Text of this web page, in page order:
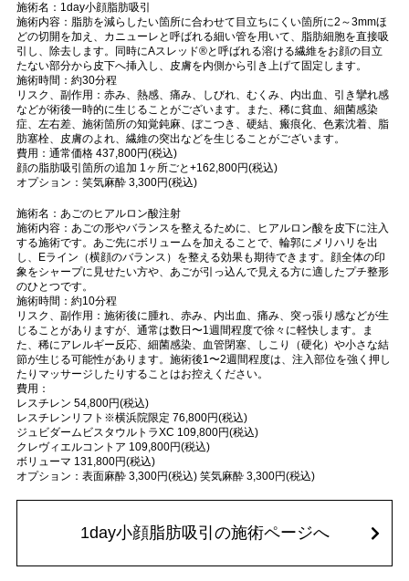
施術名：1day小顔脂肪吸引
施術内容：脂肪を減らしたい箇所に合わせて目立ちにくい箇所に2～3mmほ
どの切開を加え、カニューレと呼ばれる細い管を用いて、脂肪細胞を直接吸
引し、除去します。同時にAスレッド®と呼ばれる溶ける繊維をお顔の目立
たない部分から皮下へ挿入し、皮膚を内側から引き上げて固定します。
施術時間：約30分程
リスク、副作用：赤み、熱感、痛み、しびれ、むくみ、内出血、引き攣れ感
などが術後一時的に生じることがございます。また、稀に貧血、細菌感染
症、左右差、施術箇所の知覚鈍麻、ぼこつき、硬結、瘢痕化、色素沈着、脂
肪塞栓、皮膚のよれ、繊維の突出などを生じることがございます。
費用：通常価格 437,800円(税込)
顔の脂肪吸引箇所の追加 1ヶ所ごと+162,800円(税込)
オプション：笑気麻酔 3,300円(税込)
施術名：あごのヒアルロン酸注射
施術内容：あごの形やバランスを整えるために、ヒアルロン酸を皮下に注入
する施術です。あご先にボリュームを加えることで、輪郭にメリハリを出
し、Eライン（横顔のバランス）を整える効果も期待できます。顔全体の印
象をシャープに見せたい方や、あごが引っ込んで見える方に適したプチ整形
のひとつです。
施術時間：約10分程
リスク、副作用：施術後に腫れ、赤み、内出血、痛み、突っ張り感などが生
じることがありますが、通常は数日〜1週間程度で徐々に軽快します。ま
た、稀にアレルギー反応、細菌感染、血管閉塞、しこり（硬化）や小さな結
節が生じる可能性があります。施術後1〜2週間程度は、注入部位を強く押し
たりマッサージしたりすることはお控えください。
費用：
レスチレン 54,800円(税込)
レスチレンリフト※横浜院限定 76,800円(税込)
ジュビダームビスタウルトラXC 109,800円(税込)
クレヴィエルコントア 109,800円(税込)
ボリューマ 131,800円(税込)
オプション：表面麻酔 3,300円(税込) 笑気麻酔 3,300円(税込)
1day小顔脂肪吸引の施術ページへ